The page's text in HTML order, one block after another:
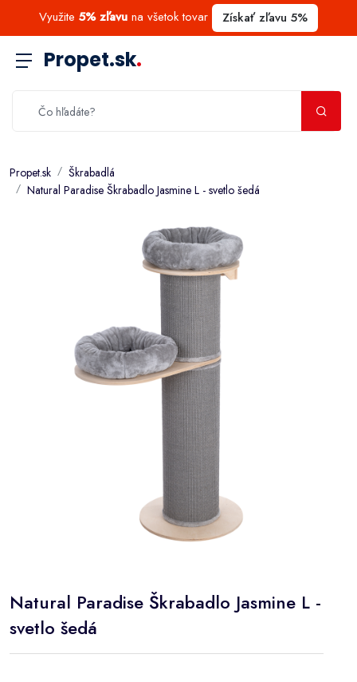
Využite 5% zľavu na všetok tovar Získať zľavu 5%
Propet.sk.
Propet.sk
Škrabadlá
Natural Paradise Škrabadlo Jasmine L - svetlo šedá
Natural Paradise Škrabadlo Jasmine L -
svetlo šedá